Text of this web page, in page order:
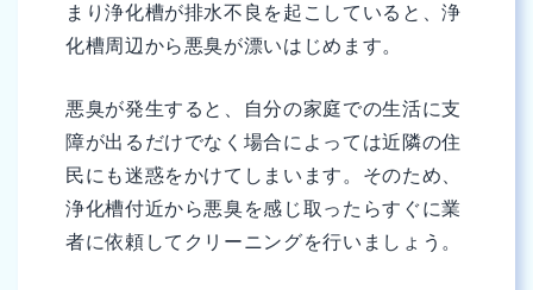
まり浄化槽が排水不良を起こしていると、浄
化槽周辺から悪臭が漂いはじめます。
悪臭が発生すると、自分の家庭での生活に支
障が出るだけでなく場合によっては近隣の住
民にも迷惑をかけてしまいます。そのため、
浄化槽付近から悪臭を感じ取ったらすぐに業
者に依頼してクリーニングを行いましょう。